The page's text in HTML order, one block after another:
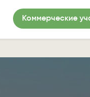
Коммерческие